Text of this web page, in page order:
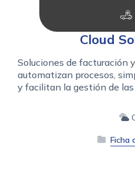
Cloud
Soluciones de facturación
automatizan procesos,
y facilitan la gestión de las
Ficha